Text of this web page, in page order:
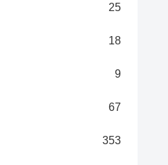
25
18
9
67
353